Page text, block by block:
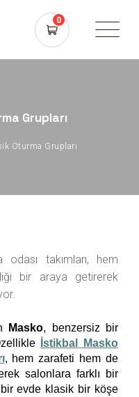
0
Grupları
Oturma Grupları
takımları, hem
bir araya getirerek
Masko, benzersiz bir
İstikbal Masko
, hem zarafeti hem de
salonlara farklı bir
evde klasik bir köşe